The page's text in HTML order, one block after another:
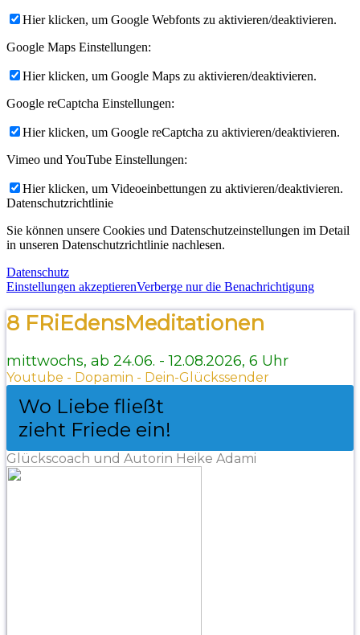
Hier klicken, um Google Webfonts zu aktivieren/deaktivieren.
Google Maps Einstellungen:
Hier klicken, um Google Maps zu aktivieren/deaktivieren.
Google reCaptcha Einstellungen:
Hier klicken, um Google reCaptcha zu aktivieren/deaktivieren.
Vimeo und YouTube Einstellungen:
Hier klicken, um Videoeinbettungen zu aktivieren/deaktivieren.
Datenschutzrichtlinie
Sie können unsere Cookies und Datenschutzeinstellungen im Detail
in unseren Datenschutzrichtlinie nachlesen.
Datenschutz
Einstellungen akzeptierenVerberge nur die Benachrichtigung
8 FRiEdensMeditationen
mittwochs, ab 24.06. - 12.08.2026, 6 Uhr
Youtube - Dopamin - Dein-Glückssender
Wo Liebe fließt
zieht Friede ein!
Glückscoach und Autorin Heike Adami